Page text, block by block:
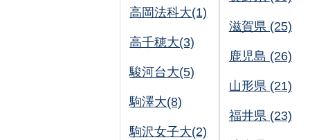
高岡法科大(1)
高千穂大(3)
駿河台大(5)
駒澤大(8)
駒沢女子大(2)
滋賀県 (25)
鹿児島 (26)
山形県 (21)
福井県 (23)